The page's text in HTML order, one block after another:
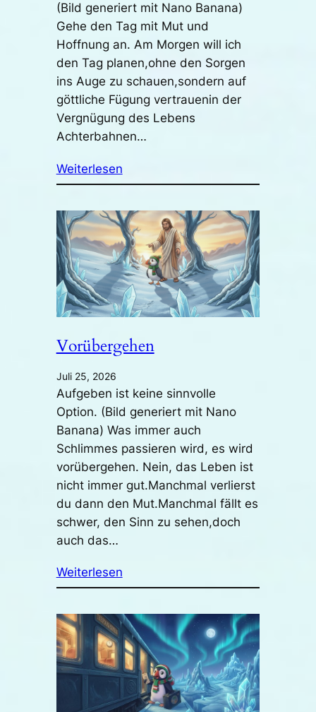
(Bild generiert mit Nano Banana)
Gehe den Tag mit Mut und
Hoffnung an. Am Morgen will ich
den Tag planen,ohne den Sorgen
ins Auge zu schauen,sondern auf
göttliche Fügung vertrauenin der
Vergnügung des Lebens
Achterbahnen…
Weiterlesen
Vorübergehen
Juli 25, 2026
Aufgeben ist keine sinnvolle
Option. (Bild generiert mit Nano
Banana) Was immer auch
Schlimmes passieren wird, es wird
vorübergehen. Nein, das Leben ist
nicht immer gut.Manchmal verlierst
du dann den Mut.Manchmal fällt es
schwer, den Sinn zu sehen,doch
auch das…
Weiterlesen